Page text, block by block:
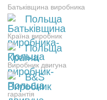
Батьківщина виробника
Польща
Країна виробник
Польща
Виробник двигуна
B&S
гарантія